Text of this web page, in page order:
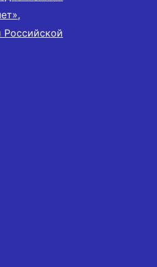
Российской